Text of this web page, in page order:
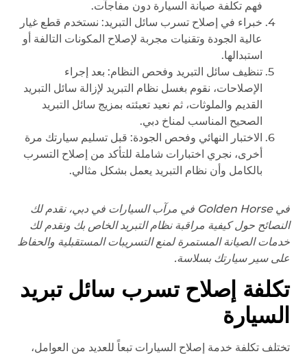
فهم تكلفة صيانة السيارة دون مفاجآت.
خبراء في إصلاح تسرب سائل التبريد: نستخدم قطع غيار
عالية الجودة وتقنيات مجربة لإصلاح المكونات التالفة أو
استبدالها.
تنظيف سائل التبريد وفحص النظام: بعد إجراء
الإصلاحات، نقوم بغسل نظام التبريد لإزالة سائل التبريد
القديم والملوثات، ثم نعيد تعبئته بمزيج سائل التبريد
الصحيح المناسب لمناخ دبي.
الاختبار النهائي وفحص الجودة: قبل تسليم سيارتك مرة
أخرى، نجري اختبارات شاملة للتأكد من إصلاح التسرب
بالكامل وأن نظام التبريد يعمل بشكل مثالي.
فيGolden Horse في مرآب السيارات في دبي، نقدم لك
النصائح حول كيفية مراقبة نظام التبريد الخاص بك ونقدم لك
خدمات الصيانة المستمرة لمنع التسريبات المستقبلية والحفاظ
على سير سيارتك بسلاسة.
تكلفة إصلاح تسرب سائل تبريد
السيارة
تختلف تكلفة خدمة إصلاح السيارات تبعاً للعديد من العوامل،